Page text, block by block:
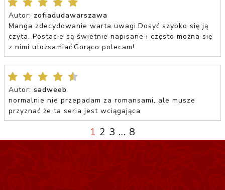
Autor: zofiadudawarszawa
Manga zdecydowanie warta uwagi.Dosyć szybko się ją
czyta. Postacie są świetnie napisane i często można się
z nimi utożsamiać.Gorąco polecam!
Autor: sadweeb
normalnie nie przepadam za romansami, ale musze
przyznać że ta seria jest wciągająca
1 2 3 ... 8